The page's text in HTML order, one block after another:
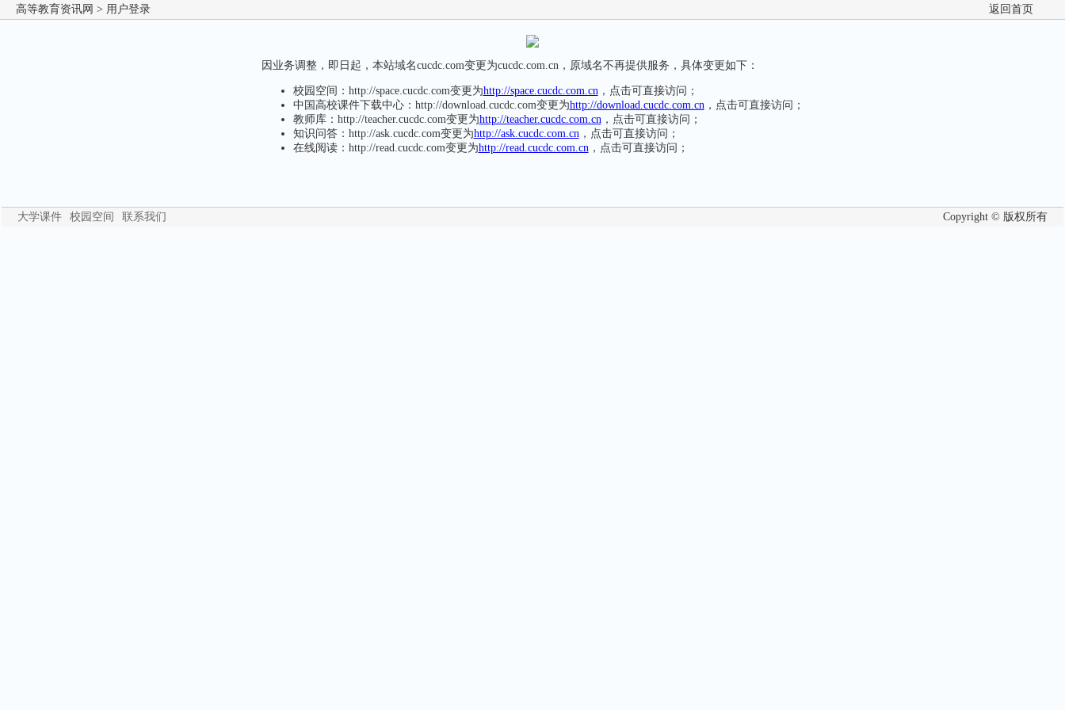
高等教育资讯网 > 用户登录 返回首页
因业务调整，即日起，本站域名cucdc.com变更为cucdc.com.cn，原域名不再提供服务，具体变更如下：
校园空间：http://space.cucdc.com变更为http://space.cucdc.com.cn，点击可直接访问；
中国高校课件下载中心：http://download.cucdc.com变更为http://download.cucdc.com.cn，点击可直接访问；
教师库：http://teacher.cucdc.com变更为http://teacher.cucdc.com.cn，点击可直接访问；
知识问答：http://ask.cucdc.com变更为http://ask.cucdc.com.cn，点击可直接访问；
在线阅读：http://read.cucdc.com变更为http://read.cucdc.com.cn，点击可直接访问；
大学课件 校园空间 联系我们 Copyright © 版权所有